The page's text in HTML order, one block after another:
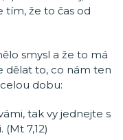
tím, že to čas od
smysl a že to má
dělat to, co nám ten
dobu:
tak vy jednejte s
7,12)